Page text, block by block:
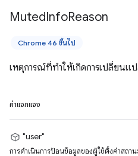
MutedInfoReason
Chrome 46 ขึ้นไป
เหตุการณ์ที่ทำให้เกิดการเปลี่ยนแ
ค่าแจกแจง
"user"
การดำเนินการป้อนข้อมูลของผู้ใช้ตั้งค่าสถาน